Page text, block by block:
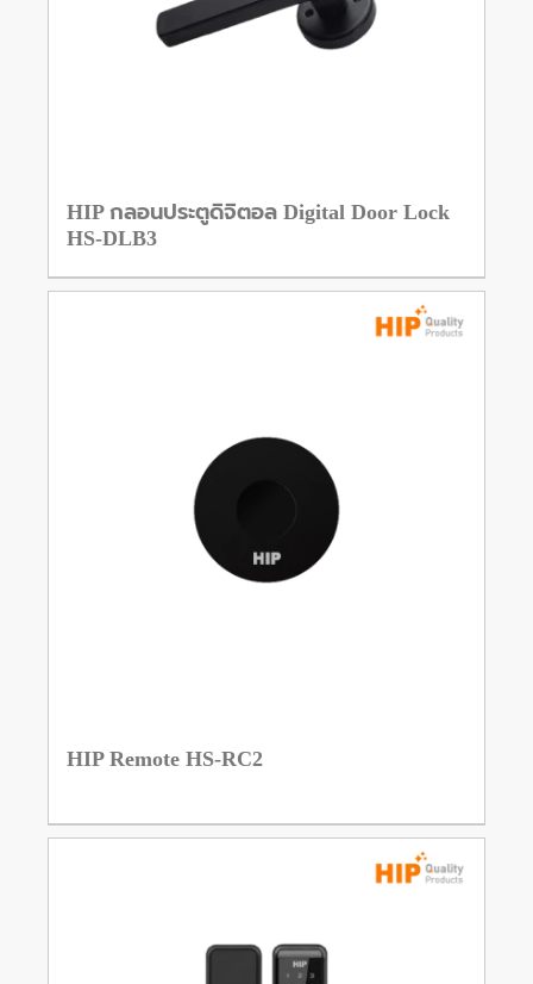
HIP กลอนประตูดิจิตอล Digital Door Lock
HS-DLB3
HIP Remote HS-RC2